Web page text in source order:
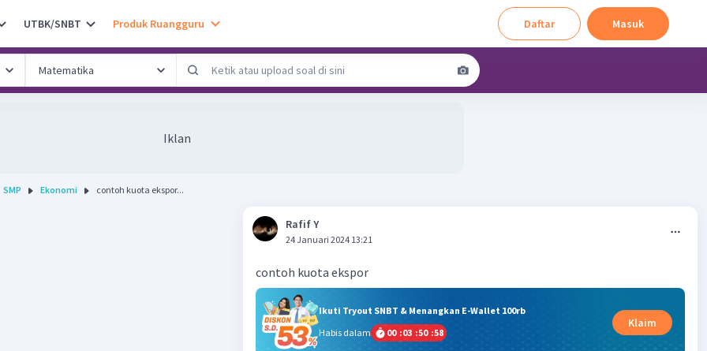
UTBK/SNBT Produk Ruangguru Daftar Masuk
Iklan
SMP Ekonomi contoh kuota ekspor...
Rafif Y
24 Januari 2024 13:21
contoh kuota ekspor
Ikuti Tryout SNBT & Menangkan E-Wallet 100rb
Habis dalam
00 :03 :50 :58
Klaim